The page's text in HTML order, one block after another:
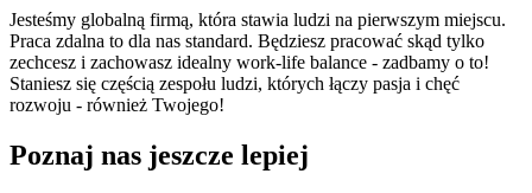
Jesteśmy globalną firmą, która stawia ludzi na pierwszym miejscu.
Praca zdalna to dla nas standard. Będziesz pracować skąd tylko
zechcesz i zachowasz idealny work-life balance - zadbamy o to!
Staniesz się częścią zespołu ludzi, których łączy pasja i chęć
rozwoju - również Twojego!
Poznaj nas jeszcze lepiej